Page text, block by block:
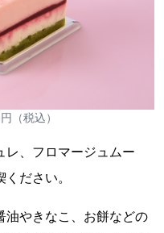
（税込）
レ、フロマージュムー
ださい。
油やきなこ、お餅などの